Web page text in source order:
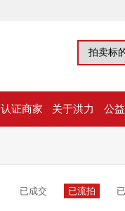
认证商家 关于洪力 公
已成交 已流拍